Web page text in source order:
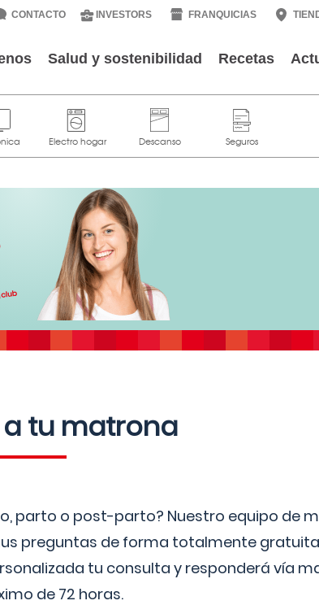
CONTACTO INVESTORS FRANQUICIAS
Salud y sostenibilidad Recetas
tu matrona
parto o post-parto? Nuestro equipo de
preguntas de forma totalmente
tu consulta y responderá vía
de 72 horas.